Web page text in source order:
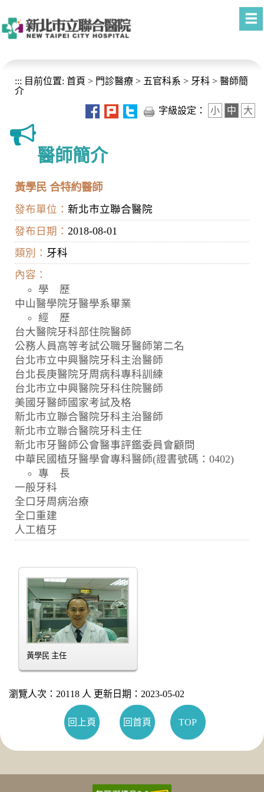
::: 目前位置: 首頁 > 門診醫療 > 五官科系 > 牙科 > 醫師簡
介
字級設定：
小 中 大
醫師簡介
黃學民 合特約醫師
發布單位： 新北市立聯合醫院
發布日期： 2018-08-01
類別： 牙科
內容：
學 歷
中山醫學院牙醫學系畢業
經 歷
台大醫院牙科部住院醫師
公務人員高等考試公職牙醫師第二名
台北市立中興醫院牙科主治醫師
台北長庚醫院牙周病科專科訓練
台北市立中興醫院牙科住院醫師
美國牙醫師國家考試及格
新北市立聯合醫院牙科主治醫師
新北市立聯合醫院牙科主任
新北市牙醫師公會醫事評鑑委員會顧問
中華民國植牙醫學會專科醫師(證書號碼：0402)
專 長
一般牙科
全口牙周病治療
全口重建
人工植牙
黃學民 主任
瀏覽人次：20118 人 更新日期：2023-05-02
回上頁 回首頁 TOP